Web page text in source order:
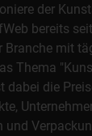
der
bereits
Branche mit
Thema
dabei die
und